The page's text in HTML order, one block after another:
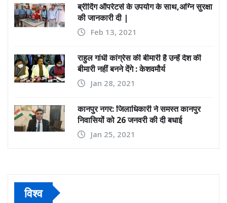
ब्रीदिंग ऑपरेटर्स के उपयोग के साथ,अग्नि सुरक्षा
की जानकारी दी |
Feb 13, 2021
राहुल गांधी कांग्रेस की बीमारी है उन्हें देश की
बीमारी नहीं बनने देंगे : केशवमौर्य
Jan 28, 2021
कानपुर नगर: जिलाधिकारी ने समस्त कानपुर
निवासियों को 26 जनवरी की दी बधाई
Jan 25, 2021
विश्व